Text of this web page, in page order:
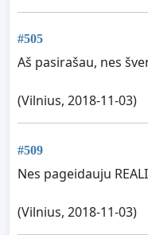
#505
Aš pasirašau, nes
(Vilnius, 2018-11-03)
#509
Nes pageidauju
(Vilnius, 2018-11-03)